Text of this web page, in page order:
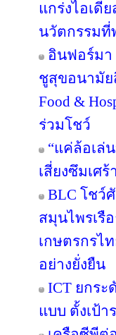
แกร่งไอเดี
นวัตกรรมที่
อินฟอร์มา
ชูสุขอนามัย
Food &
ร่วมโชว์
“แค่ล้อเล่
เสี่ยงซึมเศ
BLC โชว์
สมุนไพรเรื
เกษตรกรไ
อย่างยั่งยืน
ICT ยกระ
แบบ ตั้งเป้า